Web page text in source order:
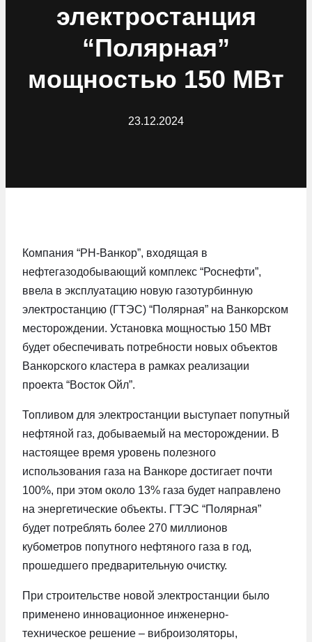
электростанция
“Полярная”
мощностью 150 МВт
23.12.2024
Компания “РН-Ванкор”, входящая в
нефтегазодобывающий комплекс “Роснефти”,
ввела в эксплуатацию новую газотурбинную
электростанцию (ГТЭС) “Полярная” на Ванкорском
месторождении. Установка мощностью 150 МВт
будет обеспечивать потребности новых объектов
Ванкорского кластера в рамках реализации
проекта “Восток Ойл”.
Топливом для электростанции выступает попутный
нефтяной газ, добываемый на месторождении. В
настоящее время уровень полезного
использования газа на Ванкоре достигает почти
100%, при этом около 13% газа будет направлено
на энергетические объекты. ГТЭС “Полярная”
будет потреблять более 270 миллионов
кубометров попутного нефтяного газа в год,
прошедшего предварительную очистку.
При строительстве новой электростанции было
применено инновационное инженерно-
техническое решение – виброизоляторы,